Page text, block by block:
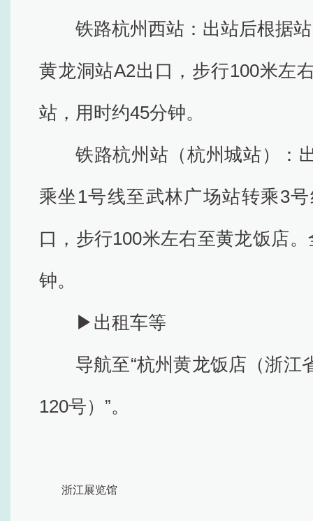
铁路杭州西站：出站后根据
黄龙洞站A2出口，步行100米左
站，用时约45分钟。
铁路杭州站（杭州城站）：
乘坐1号线至武林广场站转乘3
口，步行100米左右至黄龙饭店
钟。
▶出租车等
导航至“杭州黄龙饭店（浙江
120号）”。
浙江展览馆